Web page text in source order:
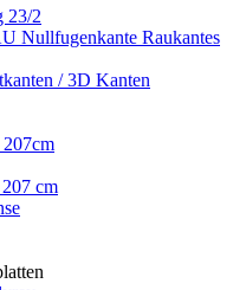
23/2
Nullfugenkante Raukantes
/ 3D Kanten
cm